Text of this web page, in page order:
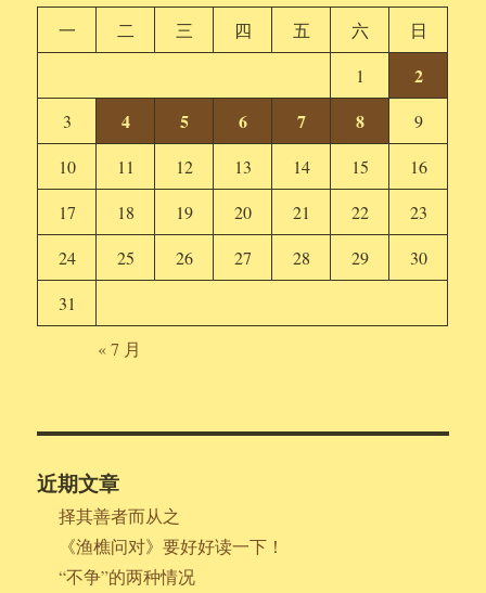
一 二 三 四 五 六
日
1
2
3 4 5 6 7 8
9
10
11 12 13 14 15
16
17
18 19 20 21 22
23
24
25 26 27 28 29
30
31
« 7 月
近期文章
择其善者而从之
《渔樵问对》要好好读一下！
“不争”的两种情况